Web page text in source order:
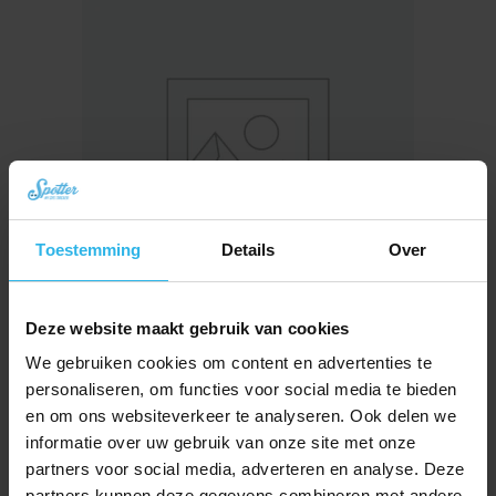
Toestemming Details Over
Deze website maakt gebruik van cookies
We gebruiken cookies om content en advertenties te
personaliseren, om functies voor social media te bieden
en om ons websiteverkeer te analyseren. Ook delen we
informatie over uw gebruik van onze site met onze
partners voor social media, adverteren en analyse. Deze
Spotter CatX – Lokalizator GPS dla Kota z Wyświetlaczem, Bez Abonamentu
(Nowość!)
376,46
cena
Aktualna
cena